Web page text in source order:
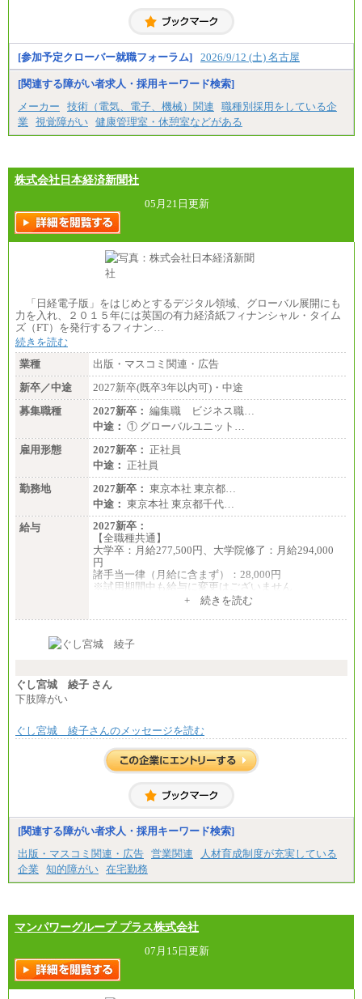
・高専卒（専攻科）／月給206,400円
・高専卒（本科）月給197,800円
・短大卒／月給197,800円
・専門卒（2年）／月給197,800円
※試用期間中も給与に変更はございません。
中途：
（１）（２）
月給：270,000円～
想定年収：490万円～1,100万円
・1,090万円/38歳・月給59万円 *残業代・家族手当
対象外
（３）
月給：190,000円～
想定年収：340万円～610万円
年収例：
・460万円/28歳・月給26万円
・520万円/32歳・月給29万円
（４）
月給：201,000円～
想定年収：360万円～680万円
年収例：
年収例は賞与含む、残業代・家族手当含まず
※キャリアや能力等を考慮の上、当社規定により確
定します
※残業手当：別途支給
※固定給に固定残業代含まず
※試用期間中も給与に変更なし
[参加予定クローバー就職フォーラム] 2026/9/12 (土) 名古屋
[関連する障がい者求人・採用キーワード検索]
メーカー
技術（電気、電子、機械）関連
職種別採用をしている企
業
視覚障がい 健康管理室・休憩室などがある
株式会社日本経済新聞社
05月21日更新
「日経電子版」をはじめとするデジタル領域、グローバル展開にも
力を入れ、２０１５年には英国の有力経済紙フィナンシャル・タイム
ズ（FT）を発行するフィナン…
続きを読む
業種
出版・マスコミ関連・広告
新卒／中途
2027新卒(既卒3年以内可)・中途
募集職種
2027新卒： 編集職 ビジネス職…
中途： ① グローバルユニット…
雇用形態
2027新卒： 正社員
中途： 正社員
勤務地
2027新卒： 東京本社 東京都…
中途： 東京本社 東京都千代…
給与
2027新卒：
【全職種共通】
大学卒：月給277,500円、大学院修了：月給294,000
円
諸手当一律（月給に含まず）：28,000円
※試用期間中も給与に変更はございません
月給370,000円～
ます。
の各種手当を含む金額です）
+ 続きを読む
ぐし宮城 綾子 さん
下肢障がい
ぐし宮城 綾子さんのメッセージを読む
[関連する障がい者求人・採用キーワード検索]
出版・マスコミ関連・広告 営業関連
人材育成制度が充実している
企業
知的障がい 在宅勤務
マンパワーグループ プラス株式会社
07月15日更新